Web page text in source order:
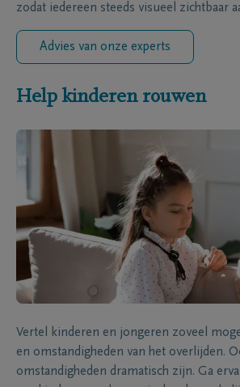
zodat iedereen steeds visueel zichtbaar
Advies van onze experts
Help kinderen rouwen
Vertel kinderen en jongeren zoveel
en omstandigheden van het overlijden.
omstandigheden dramatisch zijn. Ga